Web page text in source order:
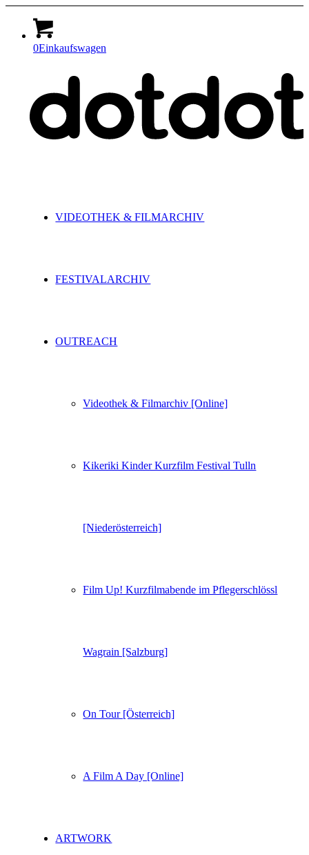
0Einkaufswagen
VIDEOTHEK & FILMARCHIV
FESTIVALARCHIV
OUTREACH
Videothek & Filmarchiv [Online]
Kikeriki Kinder Kurzfilm Festival Tulln
[Niederösterreich]
Film Up! Kurzfilmabende im Pflegerschlössl
Wagrain [Salzburg]
On Tour [Österreich]
A Film A Day [Online]
ARTWORK